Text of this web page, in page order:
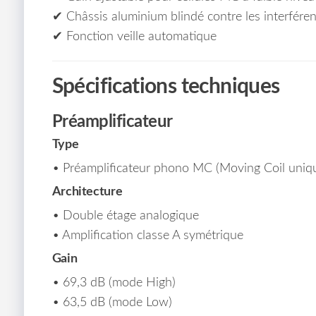
✔ Châssis aluminium blindé contre les
✔ Fonction veille automatique
Spécifications techniques
Préamplificateur
Type
• Préamplificateur phono MC (Moving Coil
Architecture
• Double étage analogique
• Amplification classe A symétrique
Gain
• 69,3 dB (mode High)
• 63,5 dB (mode Low)